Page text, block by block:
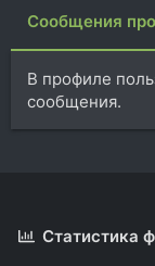
Сообщения
В профиле
сообщения.
Статистика